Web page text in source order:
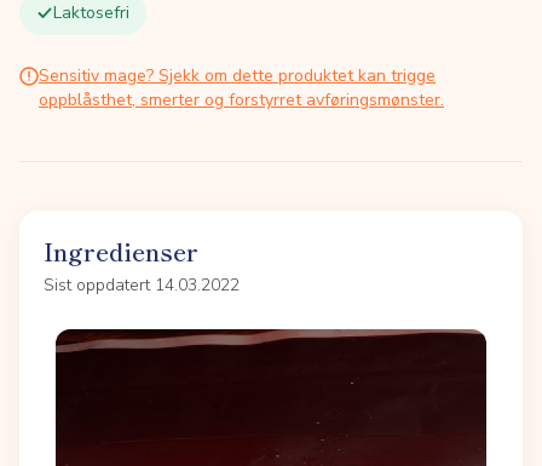
Laktosefri
Sensitiv mage? Sjekk om dette produktet kan trigge
oppblåsthet, smerter og forstyrret avføringsmønster.
Ingredienser
Sist oppdatert 14.03.2022